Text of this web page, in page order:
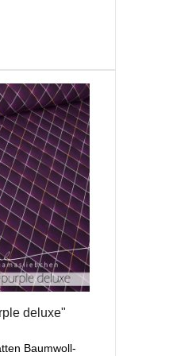
deluxe"
Baumwoll-